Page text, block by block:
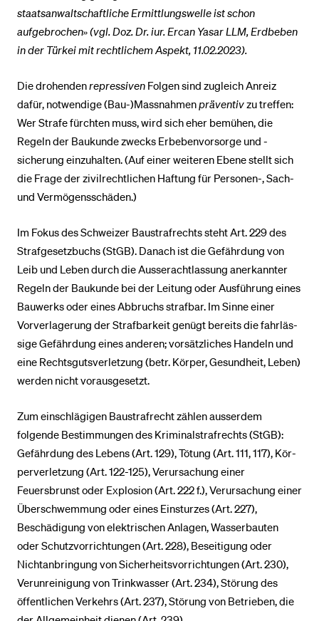
staatsanwaltschaftliche Ermittlungswelle ist schon
aufgebrochen» (vgl. Doz. Dr. iur. Ercan Yasar LLM, Erdbeben
in der Türkei mit rechtlichem Aspekt, 11.02.2023).
Die drohendenrepressiven Folgen sind zugleich Anreiz
dafür, notwendige (Bau-)Mass­nah­menpräventivzu treffen:
Wer Strafe fürchten muss, wird sich eher bemühen, die
Regeln der Baukunde zwecks Erbebenvorsorge und -
sicherung einzuhalten. (Auf einer weiteren Ebene stellt sich
die Frage der zivilrechtlichen Haftung für Personen-, Sach-
und Ver­mö­gens­schäden.)
Im Fokus des Schweizer Baustrafrechts steht Art. 229 des
Strafgesetzbuchs (StGB). Danach ist die Gefährdung von
Leib und Leben durch die Ausserachtlassung aner­kannter
Regeln der Baukunde bei der Leitung oder Ausführung eines
Bauwerks oder eines Ab­bruchs strafbar. Im Sinne einer
Vorverlagerung der Strafbarkeit genügt bereits die fahr­läs­
sige Gefährdung eines anderen; vorsätzliches Handeln und
eine Rechts­guts­ver­letzung (betr. Körper, Gesundheit, Leben)
werden nicht vorausgesetzt.
Zum einschlägigen Baustrafrecht zählen ausserdem
folgende Bestimmungen des Kri­mi­nal­straf­rechts (StGB):
Gefährdung des Lebens (Art. 129), Tötung (Art. 111, 117), Kör­
per­ver­letzung (Art. 122-125), Ver­ur­sachung einer
Feuersbrunst oder Explosion (Art. 222 f.), Ver­ur­sachung einer
Überschwemmung oder eines Einsturzes (Art. 227),
Beschädigung von elek­trischen Anlagen, Wasserbauten
oder Schutzvorrichtungen (Art. 228), Be­sei­ti­gung oder
Nichtanbringung von Sicherheitsvorrichtungen (Art. 230),
Verunreinigung von Trink­was­ser (Art. 234), Störung des
öffentlichen Verkehrs (Art. 237), Störung von Be­trie­ben, die